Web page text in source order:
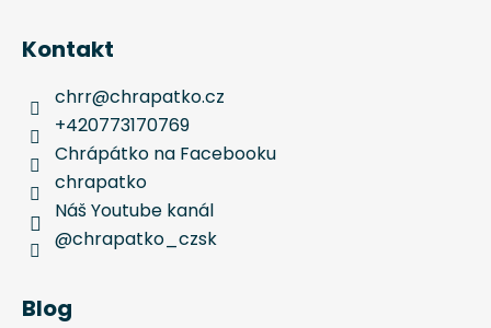
Kontakt
chrr@chrapatko.cz
+420773170769
Chrápátko na Facebooku
chrapatko
Náš Youtube kanál
@chrapatko_czsk
Blog